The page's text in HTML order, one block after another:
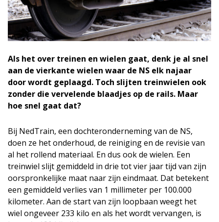
Als het over treinen en wielen gaat, denk je al snel
aan de vierkante wielen waar de NS elk najaar
door wordt geplaagd. Toch slijten treinwielen ook
zonder die vervelende blaadjes op de rails. Maar
hoe snel gaat dat?
Bij NedTrain, een dochteronderneming van de NS,
doen ze het onderhoud, de reiniging en de revisie van
al het rollend materiaal. En dus ook de wielen. Een
treinwiel slijt gemiddeld in drie tot vier jaar tijd van zijn
oorspronkelijke maat naar zijn eindmaat. Dat betekent
een gemiddeld verlies van 1 millimeter per 100.000
kilometer. Aan de start van zijn loopbaan weegt het
wiel ongeveer 233 kilo en als het wordt vervangen, is